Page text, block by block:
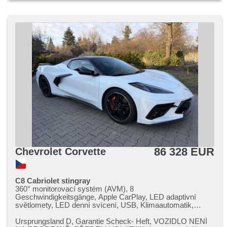
Chevrolet Corvette 86 328 EUR
C8 Cabriolet stingray
360° monitorovací systém (AVM), 8
Geschwindigkeitsgänge, Apple CarPlay, LED adaptivní
světlomety, LED denní svícení, USB, Klimaautomatik,
bezklíčové odemykání, Bluetooth, Brems-Assistent,
Ursprungsland D,​ Garantie Scheck​- Heft,​ VOZIDLO NENÍ